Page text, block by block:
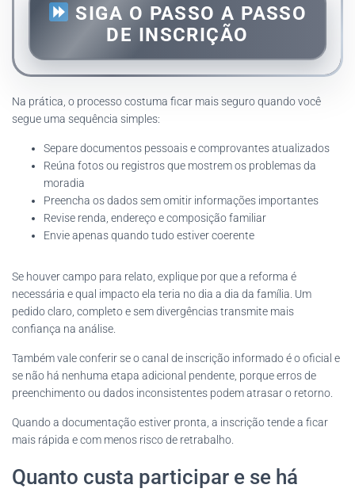
SIGA O PASSO A PASSO
DE INSCRIÇÃO
Na prática, o processo costuma ficar mais seguro quando você
segue uma sequência simples:
Separe documentos pessoais e comprovantes atualizados
Reúna fotos ou registros que mostrem os problemas da
moradia
Preencha os dados sem omitir informações importantes
Revise renda, endereço e composição familiar
Envie apenas quando tudo estiver coerente
Se houver campo para relato, explique por que a reforma é
necessária e qual impacto ela teria no dia a dia da família. Um
pedido claro, completo e sem divergências transmite mais
confiança na análise.
Também vale conferir se o canal de inscrição informado é o oficial e
se não há nenhuma etapa adicional pendente, porque erros de
preenchimento ou dados inconsistentes podem atrasar o retorno.
Quando a documentação estiver pronta, a inscrição tende a ficar
mais rápida e com menos risco de retrabalho.
Quanto custa participar e se há